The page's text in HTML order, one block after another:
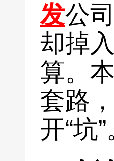
发公
却掉
算。
套路
开“坑”